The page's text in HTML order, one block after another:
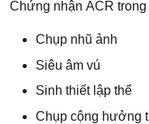
Chứng nhận ACR
Chụp nhũ ảnh
Siêu âm vú
Sinh thiết lập thể
Chụp cộng hưởng